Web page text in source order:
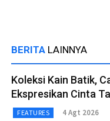
BERITA LAINNYA
Koleksi Kain Batik,
Ekspresikan Cinta
FEATURES 4 Agt 2026